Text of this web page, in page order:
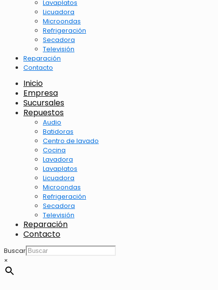
Lavaplatos
Licuadora
Microondas
Refrigeración
Secadora
Televisión
Reparación
Contacto
Inicio
Empresa
Sucursales
Repuestos
Audio
Batidoras
Centro de lavado
Cocina
Lavadora
Lavaplatos
Licuadora
Microondas
Refrigeración
Secadora
Televisión
Reparación
Contacto
Buscar
×